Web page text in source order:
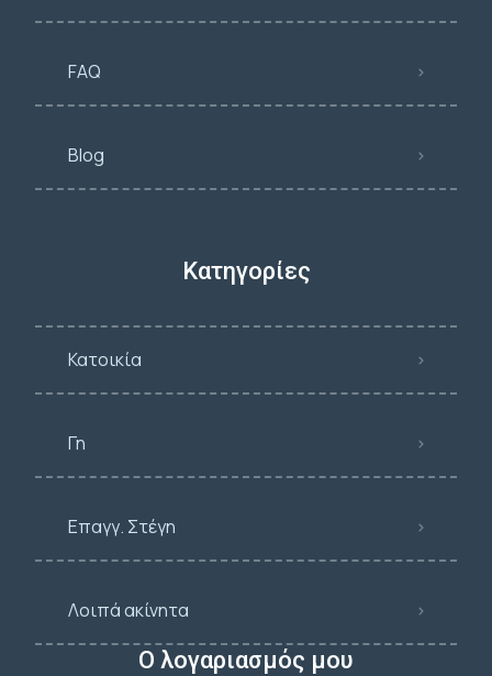
FAQ
Blog
Κατηγορίες
Κατοικία
Γη
Επαγγ. Στέγη
Λοιπά ακίνητα
Ο λογαριασμός μου